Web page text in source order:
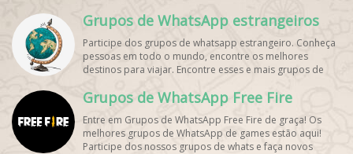
perfil!
Grupos de WhatsApp estrangeiros
Participe dos grupos de whatsapp estrangeiro. Conheça
pessoas em todo o mundo, encontre os melhores
destinos para viajar. Encontre esses e mais grupos de
Grupos de WhatsApp Free Fire
Entre em Grupos de WhatsApp Free Fire de graça! Os
melhores grupos de WhatsApp de games estão aqui!
Participe dos nossos grupos de whats e faça novos